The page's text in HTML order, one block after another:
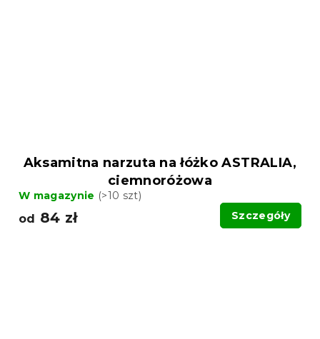
Aksamitna narzuta na łóżko ASTRALIA,
ciemnoróżowa
W magazynie (>10 szt)
od 84 zł Szczegóły